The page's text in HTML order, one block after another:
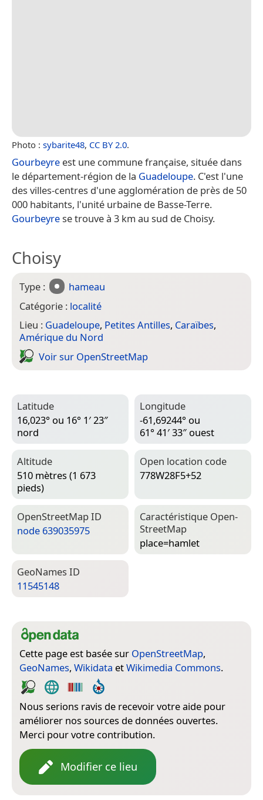
Photo : sybarite48, CC BY 2.0.
Gourbeyre est une commune française, située dans
le département-région de la Guadeloupe. C'est l'une
des villes-centres d'une agglomération de près de 50
000 habitants, l'unité urbaine de Basse-Terre.
Gourbeyrese trouve à 3 km au sud de Choisy.
Choisy
Type :
hameau
Catégorie : localité
Lieu : Guadeloupe, Petites Antilles, Caraïbes,
Amérique du Nord
Voir sur Open­Street­Map
Latitude
16,023° ou 16° 1′ 23″
nord
Longitude
-61,69244° ou
61° 41′ 33″ ouest
Altitude
510 mètres (1 673
pieds)
Open location code
778W28F5+52
Open­Street­Map ID
node 639035975
Caractéristique Open­
Street­Map
place=­hamlet
Geo­Names ID
11545148
Cette page est basée sur OpenStreetMap,
GeoNames, Wikidata etWikimedia Commons.
Nous serions ravis de recevoir votre aide pour
améliorer nos sources de données ouvertes.
Merci pour votre contribution.
Modifier ce lieu